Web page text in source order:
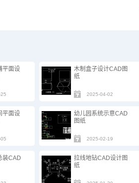
平面设
木制盒子设计CAD图
纸
2025-04-02
平面设
幼儿园系统示意CAD
图纸
2025-02-19
装CAD
拉线地钻CAD设计图
纸